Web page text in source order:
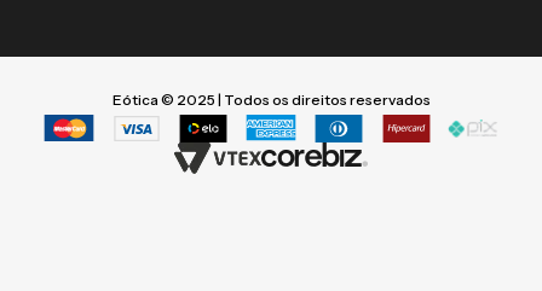
Eótica © 2025 | Todos os direitos reservados